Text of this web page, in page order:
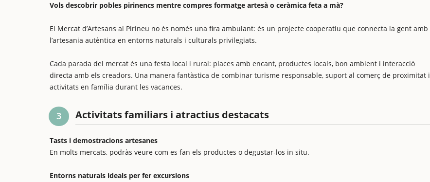
Vols descobrir pobles pirinencs mentre compres formatge artesà o ceràmica feta a mà?
El Mercat d’Artesans al Pirineu no és només una fira ambulant: és un projecte cooperatiu que connecta la gent amb
l’artesania autèntica en entorns naturals i culturals privilegiats.
Cada parada del mercat és una festa local i rural: places amb encant, productes locals, bon ambient i interacció
directa amb els creadors. Una manera fantàstica de combinar turisme responsable, suport al comerç de proximitat i
activitats en família durant les vacances.
3 Activitats familiars i atractius destacats
Tasts i demostracions artesanes
En molts mercats, podràs veure com es fan els productes o degustar-los in situ.
Entorns naturals ideals per fer excursions